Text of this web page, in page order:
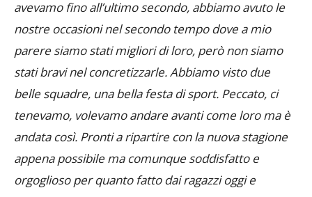
siamo giocata, abbiamo messo tutto quello che
avevamo fino all’ultimo secondo, abbiamo avuto le
nostre occasioni nel secondo tempo dove a mio
parere siamo stati migliori di loro, però non siamo
stati bravi nel concretizzarle. Abbiamo visto due
belle squadre, una bella festa di sport. Peccato, ci
tenevamo, volevamo andare avanti come loro ma è
andata così. Pronti a ripartire con la nuova stagione
appena possibile ma comunque soddisfatto e